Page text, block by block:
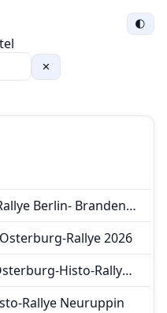
🌓
✕
4. Klassik Rallye Berlin- Brandenburg
Rallye 2026
9. ADMV-Osterburg-Histo-Rallye 2026
Rallye Neuruppin